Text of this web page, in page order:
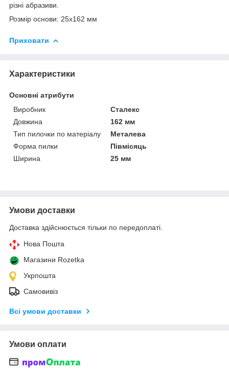
різні абразиви.
Розмір основи: 25х162 мм
Приховати
Характеристики
Основні атрибути
Виробник
Сталекс
Довжина
162 мм
Тип пилочки по матеріалу
Металева
Форма пилки
Півмісяць
Ширина
25 мм
Умови доставки
Доставка здійснюється тільки по передоплаті.
Нова Пошта
Магазини Rozetka
Укрпошта
Самовивіз
Всі умови доставки
Умови оплати